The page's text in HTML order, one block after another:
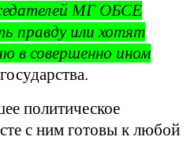
МГ ОБСЕ
правду или хотят
в совершенно ином
политическое
с ним готовы к любой